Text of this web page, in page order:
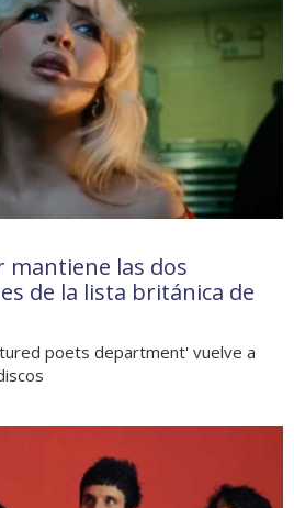
mantiene las dos
de la lista británica de
poets department' vuelve a